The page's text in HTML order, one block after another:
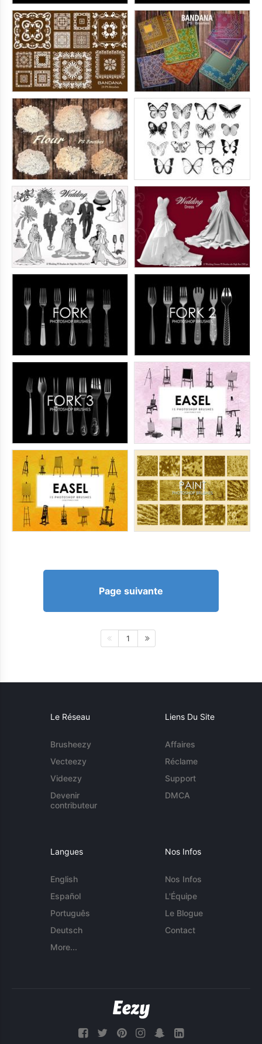
Page suivante
1
Le Réseau
Brusheezy
Vecteezy
Videezy
Devenir
contributeur
Liens Du Site
Affaires
Réclame
Support
DMCA
Langues
English
Español
Português
Deutsch
More...
Nos Infos
Nos Infos
L'Équipe
Le Blogue
Contact